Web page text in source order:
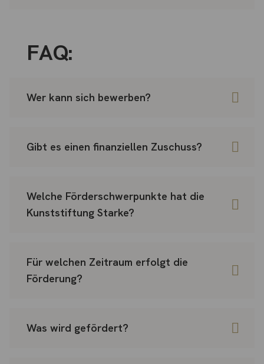
FAQ:
Wer kann sich bewerben?
Gibt es einen finanziellen Zuschuss?
Welche Förderschwerpunkte hat die
Kunststiftung Starke?
Für welchen Zeitraum erfolgt die
Förderung?
Was wird gefördert?